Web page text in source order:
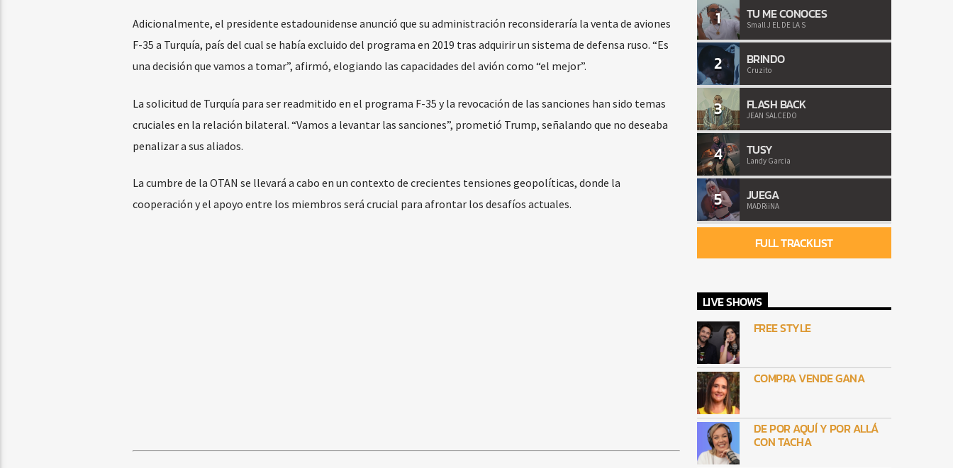
Adicionalmente, el presidente estadounidense anunció que su administración reconsideraría la venta de aviones
F-35 a Turquía, país del cual se había excluido del programa en 2019 tras adquirir un sistema de defensa ruso. “Es
una decisión que vamos a tomar”, afirmó, elogiando las capacidades del avión como “el mejor”.
La solicitud de Turquía para ser readmitido en el programa F-35 y la revocación de las sanciones han sido temas
cruciales en la relación bilateral. “Vamos a levantar las sanciones”, prometió Trump, señalando que no deseaba
penalizar a sus aliados.
La cumbre de la OTAN se llevará a cabo en un contexto de crecientes tensiones geopolíticas, donde la
cooperación y el apoyo entre los miembros será crucial para afrontar los desafíos actuales.
1 TU ME CONOCES
Small J EL DE LA S
2 BRINDO
Cruzito
3 FLASH BACK
JEAN SALCEDO
4 TUSY
Landy Garcia
5 JUEGA
MADRiiNA
FULL TRACKLIST
LIVE SHOWS
FREE STYLE
COMPRA VENDE GANA
DE POR AQUÍ Y POR ALLÁ
CON TACHA